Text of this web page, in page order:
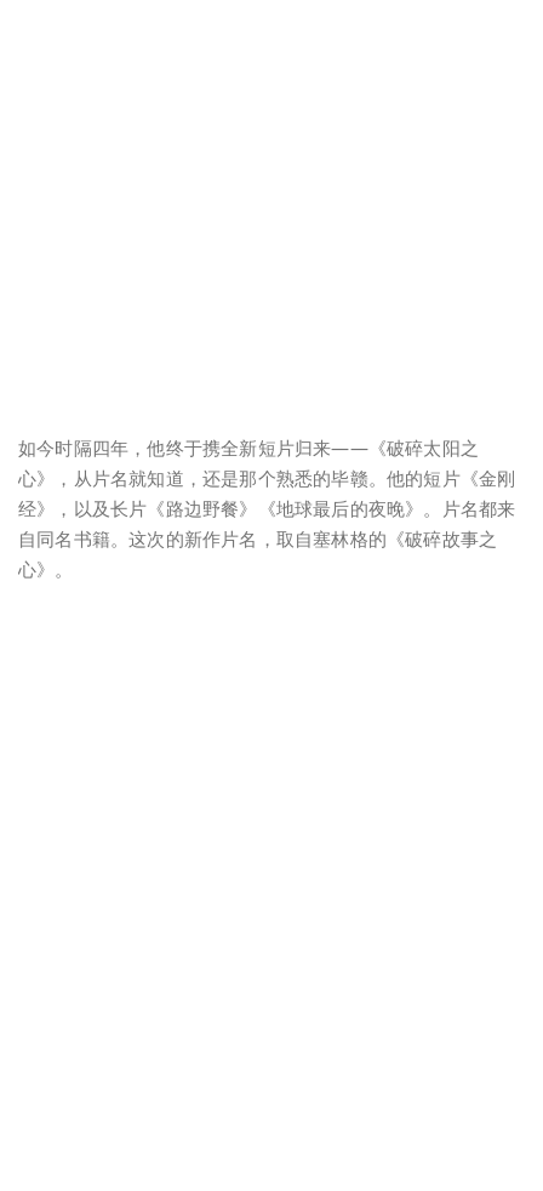
如今时隔四年，他终于携全新短片归来——《破碎太阳之
心》，从片名就知道，还是那个熟悉的毕赣。他的短片《金刚
经》，以及长片《路边野餐》《地球最后的夜晚》。片名都来
自同名书籍。这次的新作片名，取自塞林格的《破碎故事之
心》。